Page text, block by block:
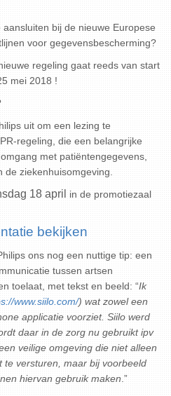
aansluiten bij de nieuwe Europese
voor gegevensbescherming?
regeling gaat reeds van start
mei 2018 !
uit om een lezing te
regeling, die een belangrijke
met patiëntengegevens,
ziekenhuisomgeving.
18 april in de promotiezaal
bekijken
ons nog een nuttige tip: een
tussen artsen
toelaat, met tekst en beeld: “Ik
www.siilo.com/) wat zowel een
applicatie voorziet. Siilo werd
daar in de zorg nu gebruikt ipv
veilige omgeving die niet alleen
te versturen, maar bij voorbeeld
hiervan gebruik maken .”